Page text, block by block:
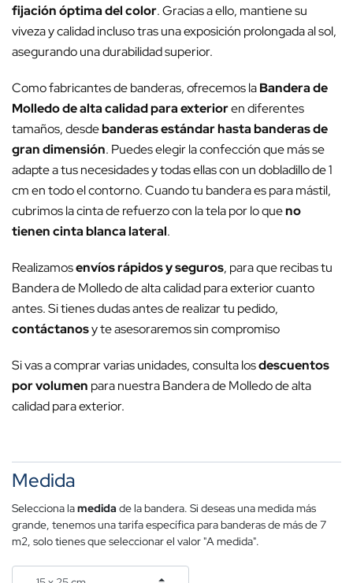
fijación óptima del color. Gracias a ello, mantiene su
viveza y calidad incluso tras una exposición prolongada al sol,
asegurando una durabilidad superior.
Como fabricantes de banderas, ofrecemos laBandera de
Molledo de alta calidad para exterioren diferentes
tamaños, desdebanderas estándar hasta banderas de
gran dimensión. Puedes elegir la confección que más se
adapte a tus necesidades y todas ellas con un dobladillo de 1
cm en todo el contorno. Cuando tu bandera es para mástil,
cubrimos la cinta de refuerzo con la tela por lo queno
tienen cinta blanca lateral.
Realizamosenvíos rápidos y seguros, para que recibas tu
Bandera de Molledo de alta calidad para exterior cuanto
antes. Si tienes dudas antes de realizar tu pedido,
contáctanosy te asesoraremos sin compromiso
Si vas a comprar varias unidades, consulta losdescuentos
por volumen para nuestra Bandera de Molledo de alta
calidad para exterior.
Medida
Selecciona lamedida de la bandera. Si deseas una medida más
grande, tenemos una tarifa específica para banderas de más de 7
m2, solo tienes que seleccionar el valor "A medida".